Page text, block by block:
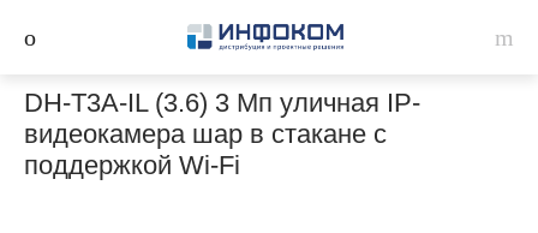
DH-T3A-IL (3.6) 3 Мп уличная IP-
видеокамера шар в стакане с
поддержкой Wi-Fi